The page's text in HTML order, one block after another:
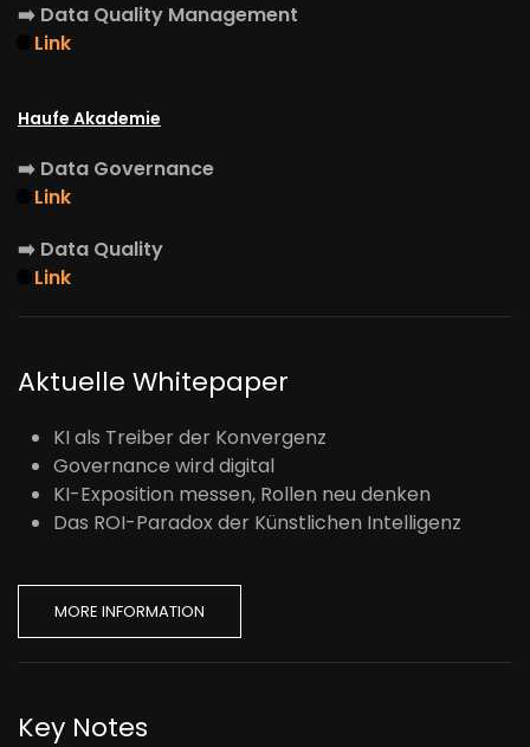
➡️ Data Quality Management
Link
Haufe Akademie
➡️ Data Governance
Link
➡️ Data Quality
Link
Aktuelle Whitepaper
KI als Treiber der Konvergenz
Governance wird digital
KI-Exposition messen, Rollen neu denken
Das ROI-Paradox der Künstlichen Intelligenz
MORE INFORMATION
Key Notes